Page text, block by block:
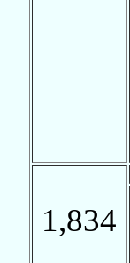
1,834